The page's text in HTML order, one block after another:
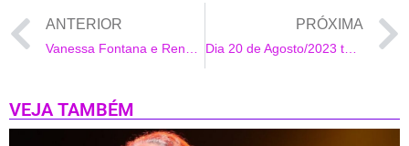
ANTERIOR PRÓXIMA
Dia 20 de Agosto/2023 tem show do cantor Wladimir Cabanas homenageando FRANK SINATRA, TONY BENNETT & TOM JOBIM no Beco das Garrafas de Copacabana
VEJA TAMBÉM